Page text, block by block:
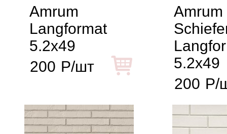
Amrum
Langformat
5.2x49
200 Р/шт
Amrum
5.2x49
200 Р/